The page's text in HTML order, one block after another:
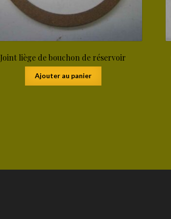
Joint liège de bouchon de réservoir
Ajouter au panier